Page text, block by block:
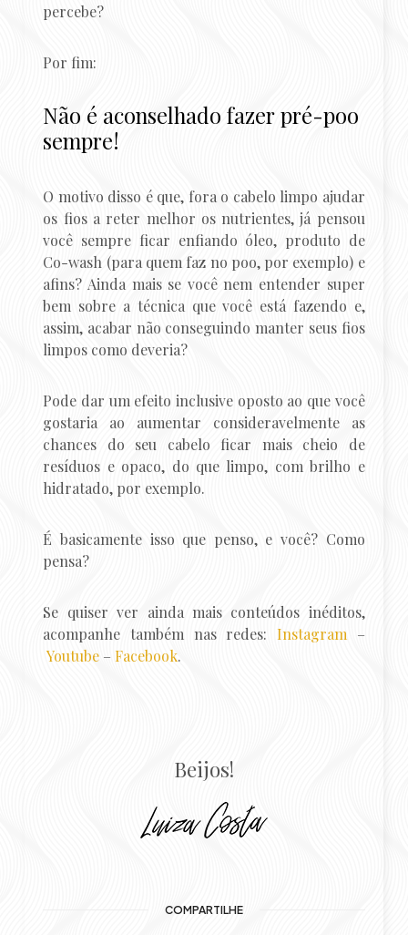
percebe?
Por fim:
Não é aconselhado fazer pré-poo
sempre!
O motivo disso é que, fora o cabelo limpo ajudar
os fios a reter melhor os nutrientes, já pensou
você sempre ficar enfiando óleo, produto de
Co-wash (para quem faz no poo, por exemplo) e
afins? Ainda mais se você nem entender super
bem sobre a técnica que você está fazendo e,
assim, acabar não conseguindo manter seus fios
limpos como deveria?
Pode dar um efeito inclusive oposto ao que você
gostaria ao aumentar consideravelmente as
chances do seu cabelo ficar mais cheio de
resíduos e opaco, do que limpo, com brilho e
hidratado, por exemplo.
É basicamente isso que penso, e você? Como
pensa?
Se quiser ver ainda mais conteúdos inéditos,
acompanhe também nas redes:Instagram –
Youtube –Facebook.
Beijos!
COMPARTILHE